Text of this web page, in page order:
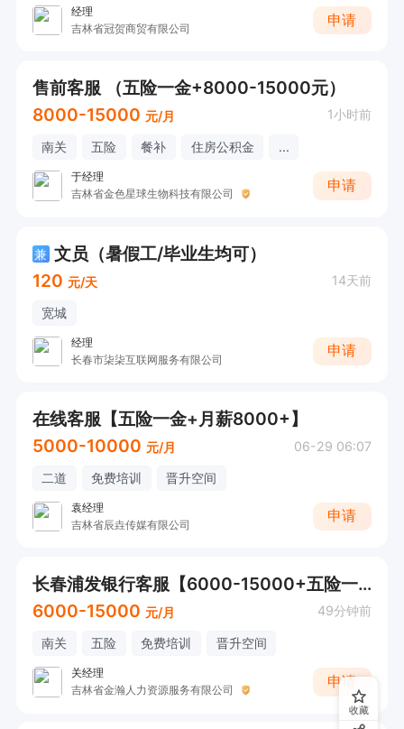
经理
吉林省冠贺商贸有限公司
申请
售前客服 （五险一金+8000-15000元）
8000-15000 元/月 1小时前
南关 五险 餐补 住房公积金 ...
于经理
吉林省金色星球生物科技有限公司
申请
兼 文员（暑假工/毕业生均可）
120 元/天 14天前
宽城
经理
长春市柒柒互联网服务有限公司
申请
在线客服【五险一金+月薪8000+】
5000-10000 元/月 06-29 06:07
二道 免费培训 晋升空间
袁经理
吉林省辰垚传媒有限公司
申请
长春浦发银行客服【6000-15000+五险一金+节日福利】
6000-15000 元/月 49分钟前
南关 五险 免费培训 晋升空间
关经理
吉林省金瀚人力资源服务有限公司
申请
收藏